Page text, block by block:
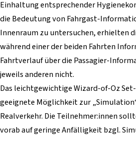
Einhaltung entsprechender
die Bedeutung von Fahrgast-
Innenraum zu untersuchen, erhielten
während einer der beiden Fahrten
Fahrtverlauf über die Passagier-
jeweils anderen nicht.
Das leichtgewichtige Wizard-of-Oz
geeignete Möglichkeit zur
Realverkehr. Die Teilnehmer:innen
vorab auf geringe Anfälligkeit bzgl.